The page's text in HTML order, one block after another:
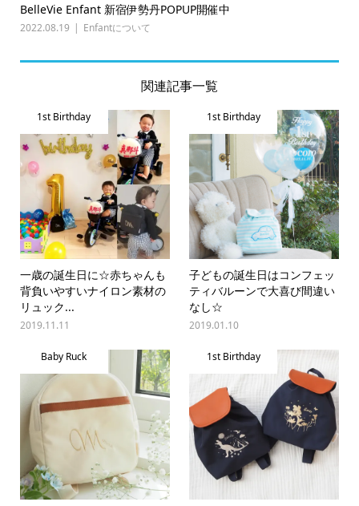
BelleVie Enfant 新宿伊勢丹POPUP開催中
2022.08.19 Enfantについて
関連記事一覧
1st Birthday
一歳の誕生日に☆赤ちゃんも
背負いやすいナイロン素材の
リュック...
2019.11.11
1st Birthday
子どもの誕生日はコンフェッ
ティバルーンで大喜び間違い
なし☆
2019.01.10
Baby Ruck 1st Birthday